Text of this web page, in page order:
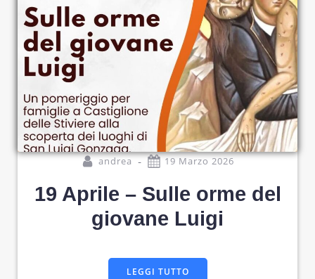
andrea - 19 Marzo 2026
19 Aprile – Sulle orme del
giovane Luigi
LEGGI TUTTO